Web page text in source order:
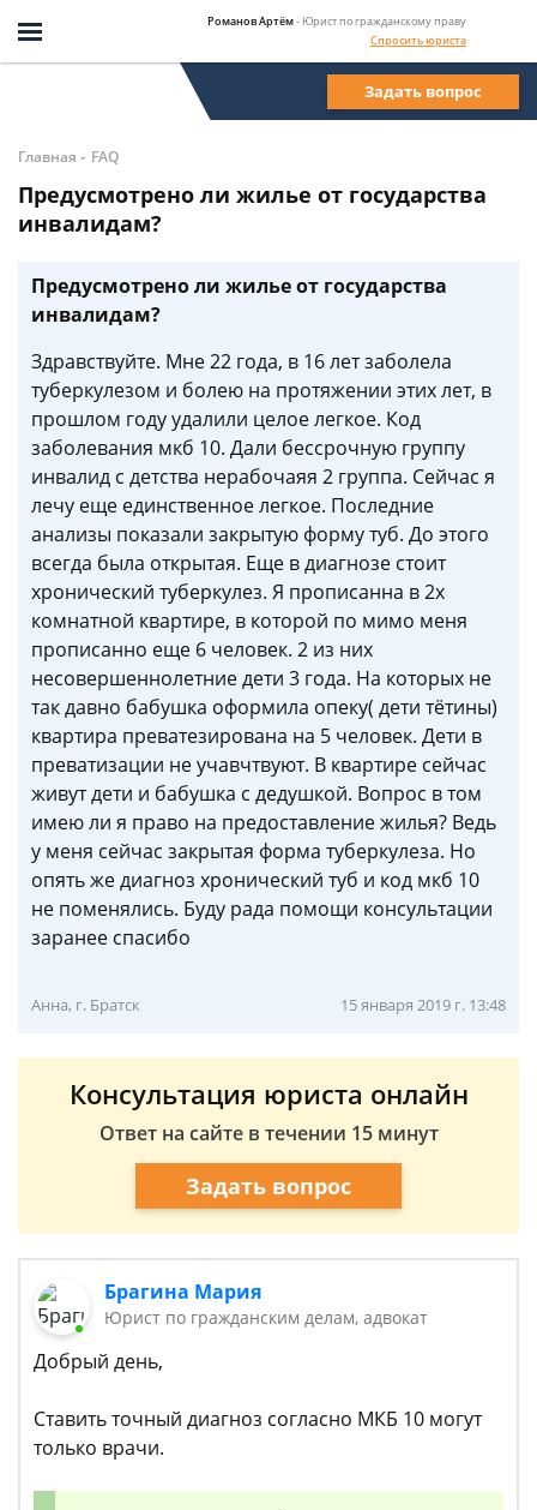
Романов Артём- Юрист по гражданскому праву
Спросить юриста
Задать вопрос
Главная - FAQ
Предусмотрено ли жилье от государства
инвалидам?
Предусмотрено ли жилье от государства
инвалидам?
Здравствуйте. Мне 22 года, в 16 лет заболела
туберкулезом и болею на протяжении этих лет, в
прошлом году удалили целое легкое. Код
заболевания мкб 10. Дали бессрочную группу
инвалид с детства нерабочаяя 2 группа. Сейчас я
лечу еще единственное легкое. Последние
анализы показали закрытую форму туб. До этого
всегда была открытая. Еще в диагнозе стоит
хронический туберкулез. Я прописанна в 2х
комнатной квартире, в которой по мимо меня
прописанно еще 6 человек. 2 из них
несовершеннолетние дети 3 года. На которых не
так давно бабушка оформила опеку( дети тётины)
квартира преватезирована на 5 человек. Дети в
преватизации не учавчтвуют. В квартире сейчас
живут дети и бабушка с дедушкой. Вопрос в том
имею ли я право на предоставление жилья? Ведь
у меня сейчас закрытая форма туберкулеза. Но
опять же диагноз хронический туб и код мкб 10
не поменялись. Буду рада помощи консультации
заранее спасибо
Анна, г. Братск 15 января 2019 г. 13:48
Консультация юриста онлайн
Ответ на сайте в течении 15 минут
Задать вопрос
Брагина Мария
Юрист по гражданским делам, адвокат
Добрый день,
Ставить точный диагноз согласно МКБ 10 могут
только врачи.